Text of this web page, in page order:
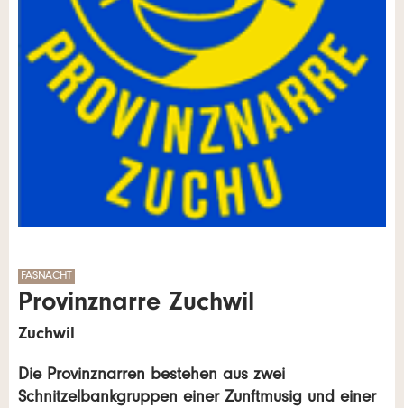
FASNACHT
Provinznarre Zuchwil
Zuchwil
Die Provinznarren bestehen aus zwei
Schnitzelbankgruppen einer Zunftmusig und einer